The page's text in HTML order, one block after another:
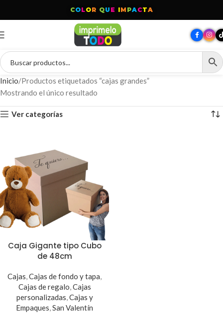
COLOR QU E IM PACTA
Inicio Productos etiquetados “cajas grandes”
Mostrando el único resultado
Ver categorías
Caja Gigante tipo Cubo
de 48cm
Cajas,Cajas de fondo y tapa,
Cajas de regalo,Cajas
personalizadas,Cajas y
Empaques,San Valentín